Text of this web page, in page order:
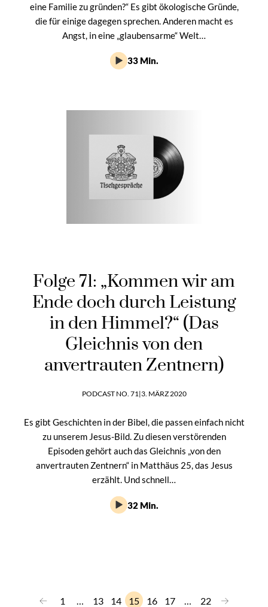
eine Familie zu gründen?“ Es gibt ökologische Gründe,
die für einige dagegen sprechen. Anderen macht es
Angst, in eine „glaubensarme“ Welt…
33 Min.
Folge 71: „Kommen wir am
Ende doch durch Leistung
in den Himmel?“ (Das
Gleichnis von den
anvertrauten Zentnern)
PODCAST NO. 71|3. MÄRZ 2020
Es gibt Geschichten in der Bibel, die passen einfach nicht
zu unserem Jesus-Bild. Zu diesen verstörenden
Episoden gehört auch das Gleichnis „von den
anvertrauten Zentnern“ in Matthäus 25, das Jesus
erzählt. Und schnell…
32 Min.
← 1 13 14 15 16 17 22 →